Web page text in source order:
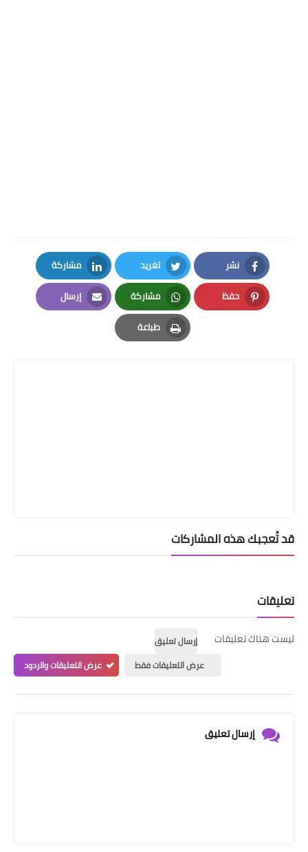
نشر
Facebook
تغريد
Twitter
مشاركة
LinkedIn
حفظ
Pinterest
مشاركة
Whatsapp
إرسال
Email
طباعة
Print
قد تُعجبك هذه المشاركات
تعليقات
ليست هناك تعليقات
إرسال تعليق
عرض التعليقات فقط
عرض التعليقات والردود
إرسال تعليق